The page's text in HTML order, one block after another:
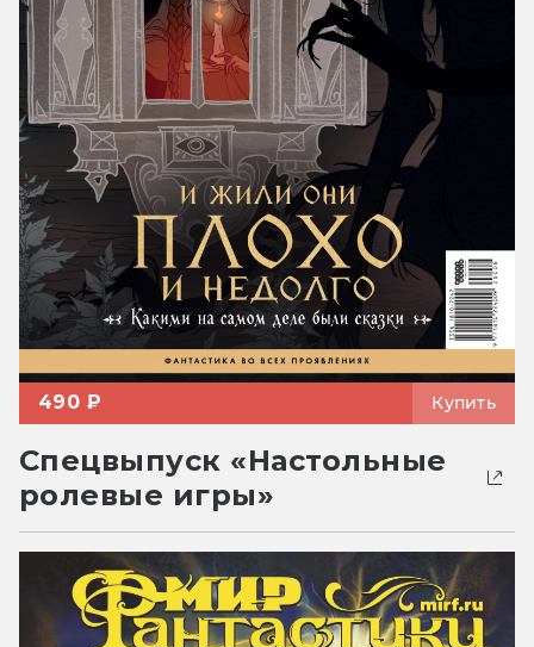
490 ₽ Купить
Спецвыпуск «Настольные
ролевые игры»